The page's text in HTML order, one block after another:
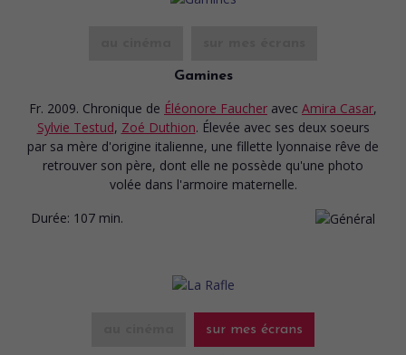
Gamines
Fr. 2009. Chronique de Éléonore Faucher avec Amira Casar,
Sylvie Testud, Zoé Duthion. Élevée avec ses deux soeurs
par sa mère d'origine italienne, une fillette lyonnaise rêve de
retrouver son père, dont elle ne possède qu'une photo
volée dans l'armoire maternelle.
Durée: 107 min.
sur mes écrans